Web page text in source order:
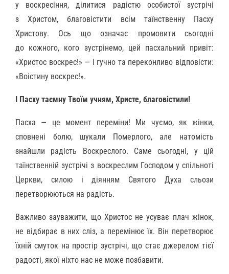
у воскресіння, ділитися радістю особистої зустрічі
з Христом, благовістити всім таїнственну Пасху
Христову. Ось що означає промовити сьогодні
до кожного, кого зустрінемо, цей пасхальний привіт:
«Христос воскрес!» — і гучно та переконливо відповісти:
«Воістину воскрес!».
І Пасху таємну Твоїм учням, Христе, благовістили!
Пасха — це момент переміни! Ми чуємо, як жінки,
сповнені болю, шукали Померлого, але натомість
знайшли радість Воскреслого. Саме сьогодні, у цій
таїнственній зустрічі з воскреслим Господом у спільноті
Церкви, силою і діянням Святого Духа сльози
перетворюються на радість.
Важливо зауважити, що Христос не усуває плач жінок,
не відбирає в них сліз, а перемінює їх. Він перетворює
їхній смуток на простір зустрічі, що стає джерелом тієї
радості, якої ніхто нас не може позбавити.